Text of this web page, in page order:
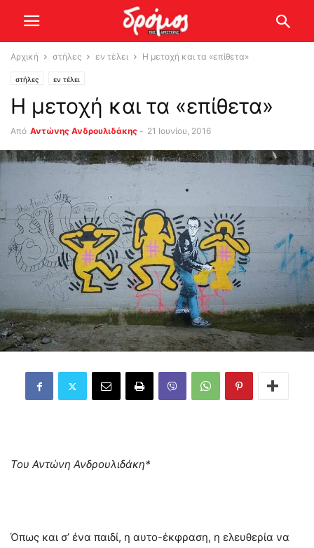
Αρχική στήλες εν τέλει Η μετοχή και τα «επίθετα»
στήλες εν τέλει
Η μετοχή και τα «επίθετα»
Από Αντώνης Ανδρουλιδάκης - 21 Ιουνίου, 2016
Του Αντώνη Ανδρουλιδάκη*
Όπως και σ’ ένα παιδί, η αυτο-έκφραση, η ελευθερία να